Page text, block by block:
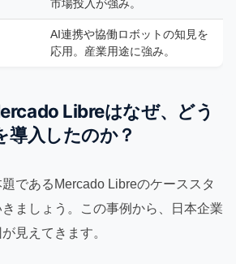
市場投入が強み。
AI連携や協働ロボットの知見を
応用。産業用途に強み。
Libreはなぜ、どう
入したのか？
であるMercado Libreのケーススタ
ましょう。この事例から、日本企業
見えてきます。